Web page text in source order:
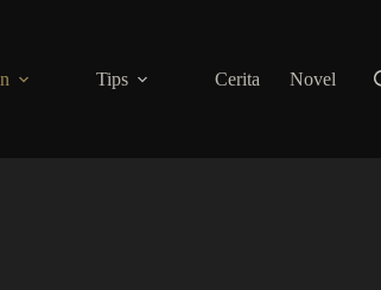
Tips Cerita Novel